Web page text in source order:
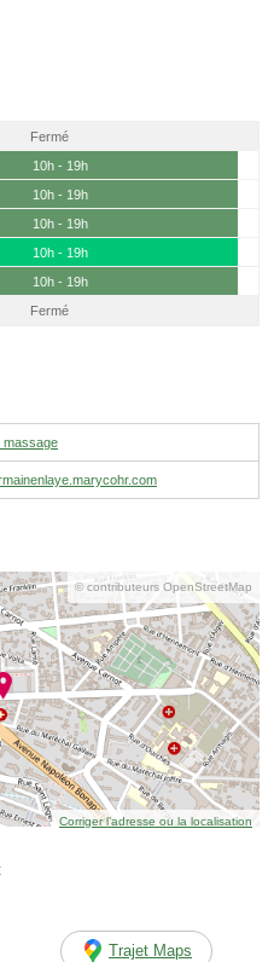
Fermé
10h - 19h
10h - 19h
10h - 19h
10h - 19h
10h - 19h
Fermé
massage
© contributeurs OpenStreetMap
Corriger l’adresse ou la localisation
Trajet Maps